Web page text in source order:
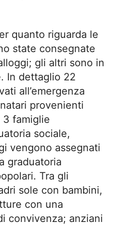
quanto riguarda le
state consegnate
gli altri sono in
In dettaglio 22
all’emergenza
provenienti
3 famiglie
sociale,
vengono assegnati
graduatoria
Tra gli
sole con bambini,
con una
convivenza; anziani